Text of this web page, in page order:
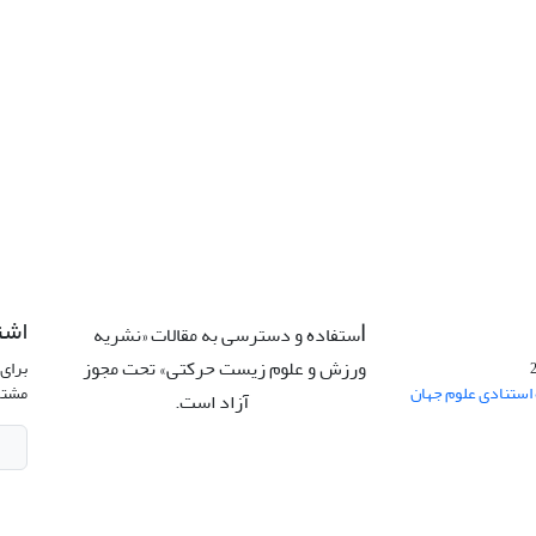
علوم جهان
ستفاده و دسترسی به مقالات «نشریه
ورزش و علوم زیست حرکتی» تحت مجوز
آزاد است.